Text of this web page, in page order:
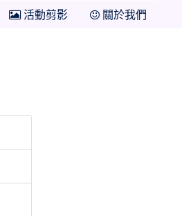
活動剪影 關於我們